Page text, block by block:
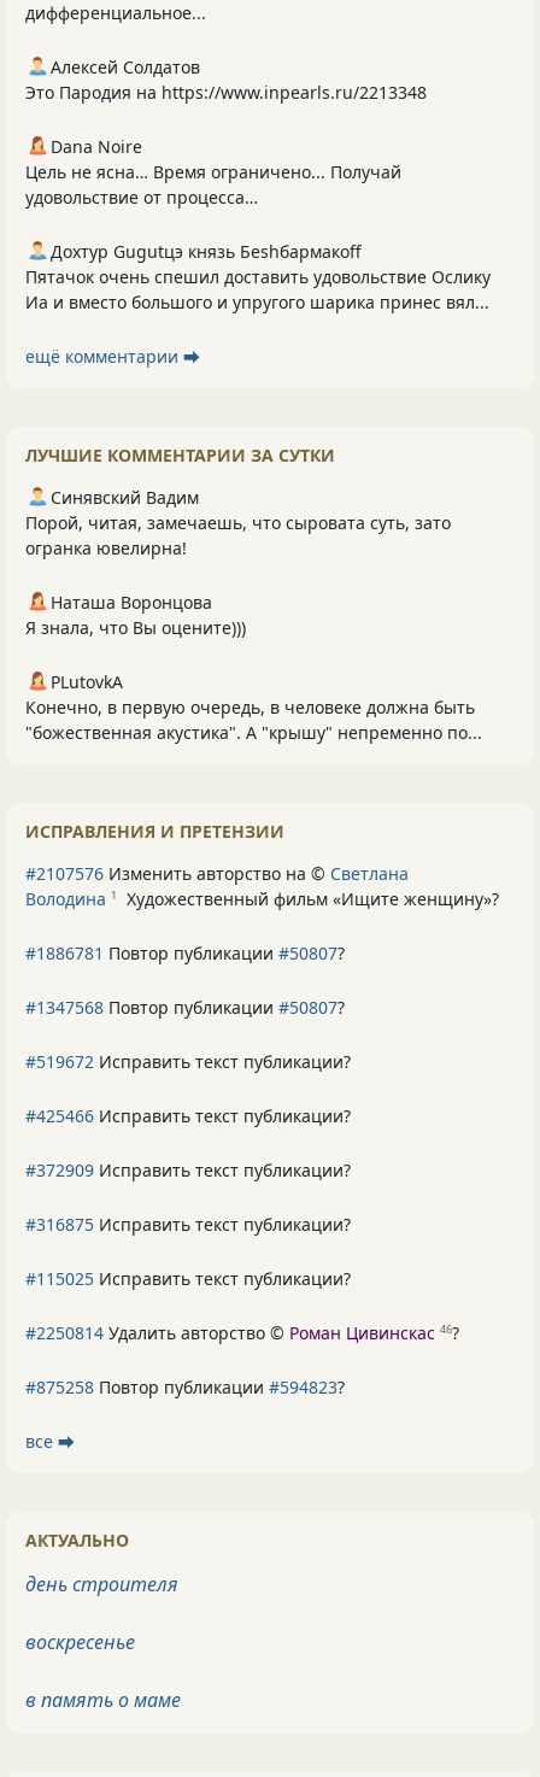
дифференциальное...
Алексей Солдатов
Это Пародия на https://www.inpearls.ru/2213348
Dana Noire
Цель не ясна… Время ограничено... Получай
удовольствие от процесса…
Дохтур Gugutцэ князь Беshбармакоff
Пятачок очень спешил доставить удовольствие Ослику
Иа и вместо большого и упругого шарика принес вял...
ещё комментарии ⮕
ЛУЧШИЕ КОММЕНТАРИИ ЗА СУТКИ
Синявский Вадим
Порой, читая, замечаешь, что сыровата суть, зато
огранка ювелирна!
Наташа Воронцова
Я знала, что Вы оцените)))
PLutоvkА
Конечно, в первую очередь, в человеке должна быть
"божественная акустика". А "крышу" непременно по...
ИСПРАВЛЕНИЯ И ПРЕТЕНЗИИ
#2107576 Изменить авторство на © Светлана
Володина 1 Художественный фильм «Ищите женщину»?
#1886781 Повтор публикации #50807?
#1347568 Повтор публикации #50807?
#519672 Исправить текст публикации?
#425466 Исправить текст публикации?
#372909 Исправить текст публикации?
#316875 Исправить текст публикации?
#115025 Исправить текст публикации?
#2250814 Удалить авторство © Роман Цивинскас 46?
#875258 Повтор публикации #594823?
все ⮕
АКТУАЛЬНО
день строителя
воскресенье
в память о маме